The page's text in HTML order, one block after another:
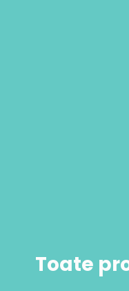
Toate